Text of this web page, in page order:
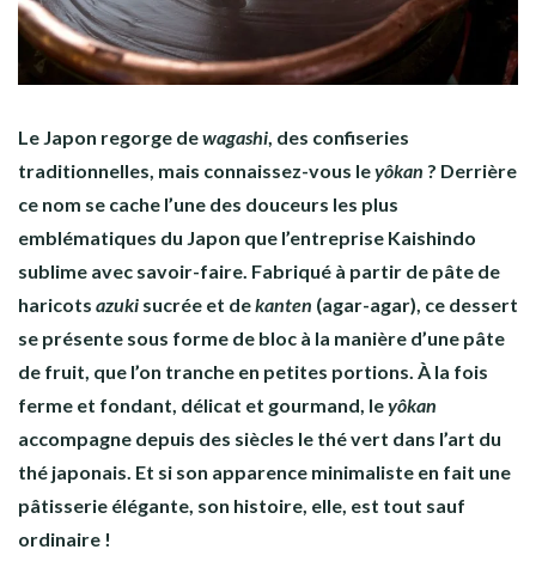
Le Japon regorge dewagashi, des confiseries
traditionnelles, mais connaissez-vous leyôkan ? Derrière
ce nom se cache l’une des douceurs les plus
emblématiques du Japon que l’entreprise Kaishindo
sublime avec savoir-faire. Fabriqué à partir de pâte de
haricots azuki sucrée et dekanten (agar-agar), ce dessert
se présente sous forme de bloc à la manière d’une pâte
de fruit, que l’on tranche en petites portions. À la fois
ferme et fondant, délicat et gourmand, leyôkan
accompagne depuis des siècles le thé vert dans l’art du
thé japonais. Et si son apparence minimaliste en fait une
pâtisserie élégante, son histoire, elle, est tout sauf
ordinaire !